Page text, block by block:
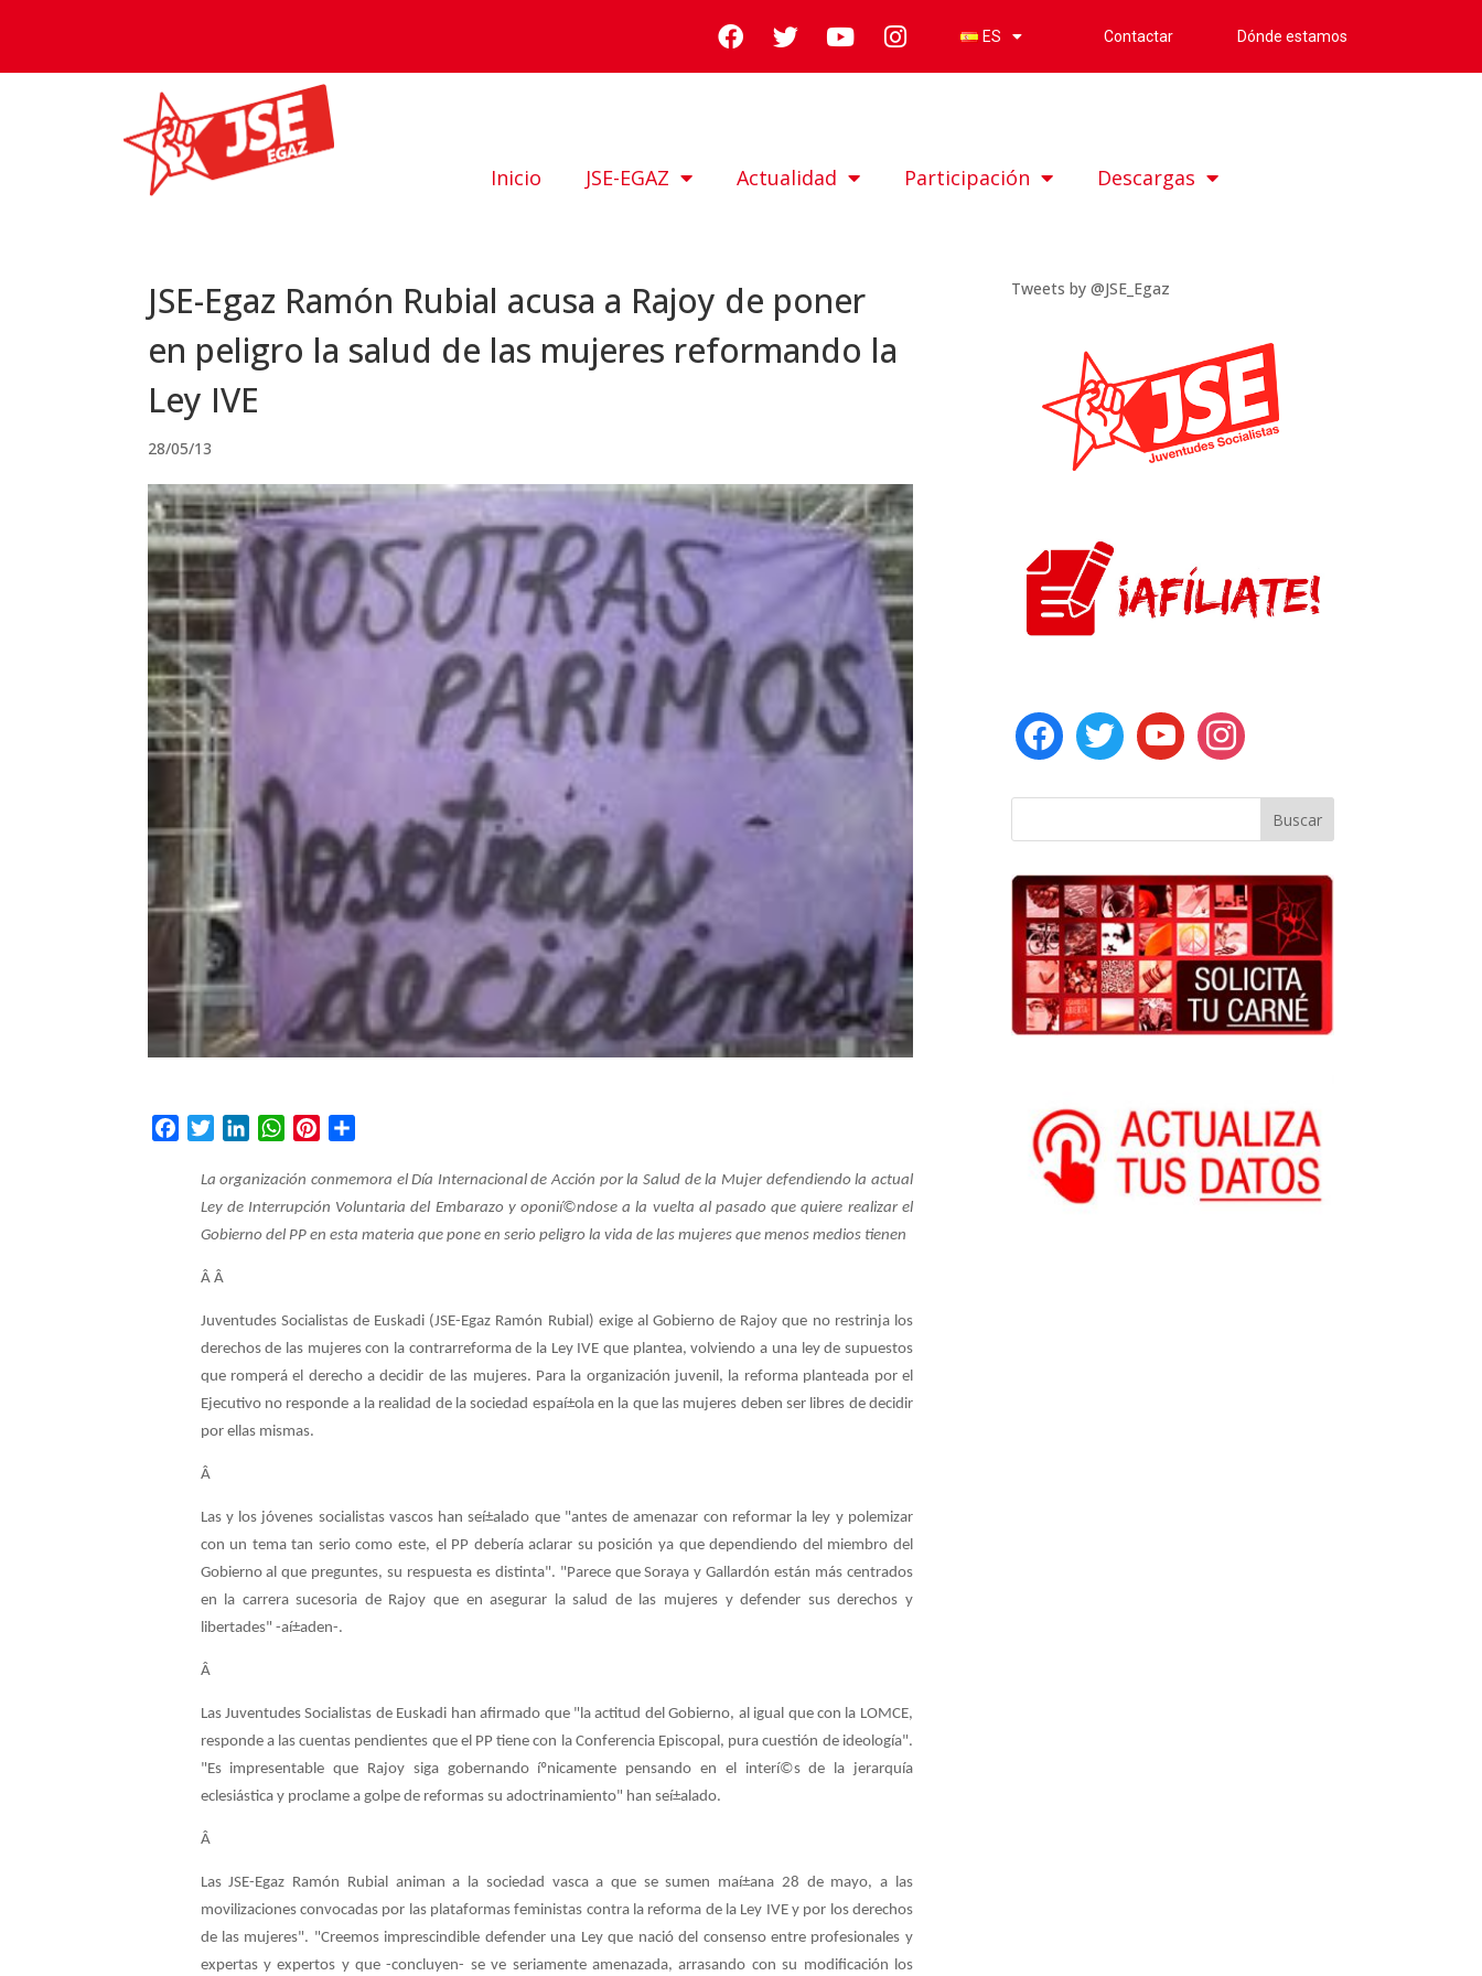
ES Contactar Dónde estamos
Inicio JSE-EGAZ Actualidad Participación Descargas
JSE-Egaz Ramón Rubial acusa a Rajoy de poner
en peligro la salud de las mujeres reformando la
Ley IVE
28/05/13
i
t
t
r
n
k
e
n
W
a
t
s
p
n
t
e
s
t
m
p
a
i
r
La organización conmemora el Día Internacional de Acción por la Salud de la Mujer defendiendo la actual
Ley de Interrupción Voluntaria del Embarazo y oponií©ndose a la vuelta al pasado que quiere realizar el
Gobierno del PP en esta materia que pone en serio peligro la vida de las mujeres que menos medios tienen
Â Â
Juventudes Socialistas de Euskadi (JSE-Egaz Ramón Rubial) exige al Gobierno de Rajoy que no restrinja los
derechos de las mujeres con la contrarreforma de la Ley IVE que plantea, volviendo a una ley de supuestos
que romperá el derecho a decidir de las mujeres. Para la organización juvenil, la reforma planteada por el
Ejecutivo no responde a la realidad de la sociedad espaí±ola en la que las mujeres deben ser libres de decidir
por ellas mismas.
Â
Las y los jóvenes socialistas vascos han seí±alado que "antes de amenazar con reformar la ley y polemizar
con un tema tan serio como este, el PP debería aclarar su posición ya que dependiendo del miembro del
Gobierno al que preguntes, su respuesta es distinta". "Parece que Soraya y Gallardón están más centrados
en la carrera sucesoria de Rajoy que en asegurar la salud de las mujeres y defender sus derechos y
libertades" -aí±aden-.
Â
Las Juventudes Socialistas de Euskadi han afirmado que "la actitud del Gobierno, al igual que con la LOMCE,
responde a las cuentas pendientes que el PP tiene con la Conferencia Episcopal, pura cuestión de ideología".
"Es impresentable que Rajoy siga gobernando íºnicamente pensando en el interí©s de la jerarquía
eclesiástica y proclame a golpe de reformas su adoctrinamiento" han seí±alado.
Â
Las JSE-Egaz Ramón Rubial animan a la sociedad vasca a que se sumen maí±ana 28 de mayo, a las
movilizaciones convocadas por las plataformas feministas contra la reforma de la Ley IVE y por los derechos
de las mujeres". "Creemos imprescindible defender una Ley que nació del consenso entre profesionales y
expertas y expertos y que -concluyen- se ve seriamente amenazada, arrasando con su modificación los
Tweets by @JSE_Egaz